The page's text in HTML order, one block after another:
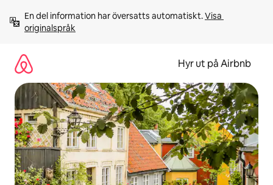
innehåll
En del information har översatts automatiskt. Visa
originalspråk
Hyr ut på Airbnb